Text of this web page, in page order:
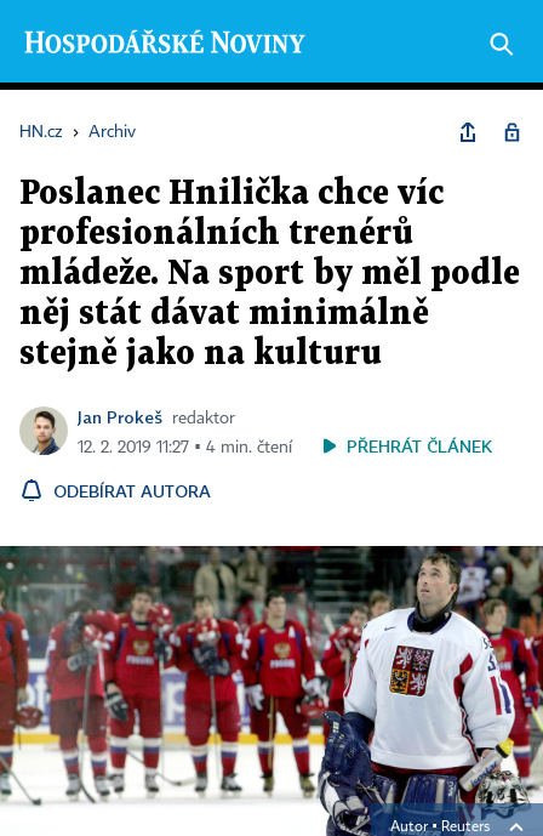
HN.cz › Archiv
Poslanec Hnilička chce víc
profesionálních trenérů
mládeže. Na sport by měl podle
něj stát dávat minimálně
stejně jako na kulturu
Jan Prokeš
redaktor
12. 2. 2019 11:27 ▪ 4 min. čtení
PŘEHRÁT ČLÁNEK
ODEBÍRAT AUTORA
Autor ▪ Reuters